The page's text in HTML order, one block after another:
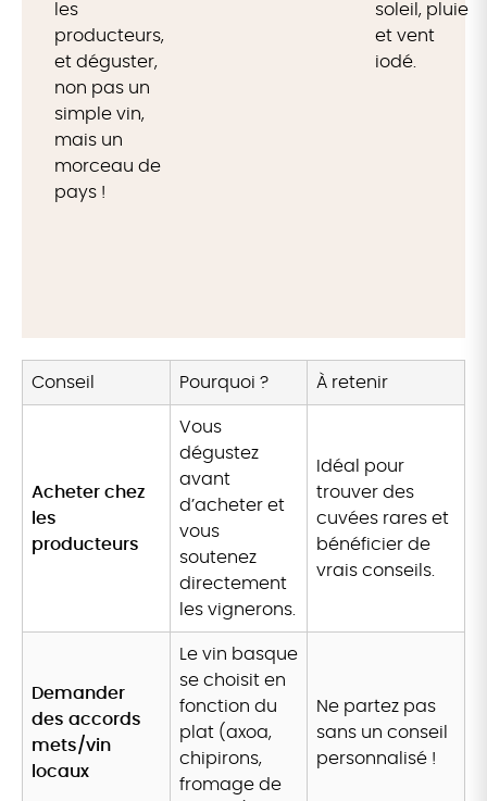
les
producteurs,
et déguster,
non pas un
simple vin,
mais un
morceau de
pays !
soleil, pluie
et vent
iodé.
Conseil Pourquoi ? À retenir
Acheter chez
les
producteurs
Vous
dégustez
avant
d’acheter et
vous
soutenez
directement
les vignerons.
Idéal pour
trouver des
cuvées rares et
bénéficier de
vrais conseils.
Demander
des accords
mets/vin
locaux
Le vin basque
se choisit en
fonction du
plat (axoa,
chipirons,
fromage de
Ne partez pas
sans un conseil
personnalisé !